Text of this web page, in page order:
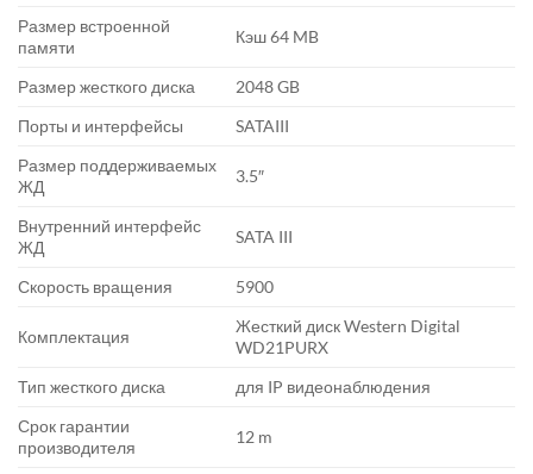
Размер встроенной
памяти
Кэш 64 MB
Размер жесткого диска
2048 GB
Порты и интерфейсы
SATAIII
Размер поддерживаемых
ЖД
3.5″
Внутренний интерфейс
ЖД
SATA III
Скорость вращения 5900
Комплектация
Жесткий диск Western Digital
WD21PURX
Тип жесткого диска
для IP видеонаблюдения
Срок гарантии
производителя
12 m